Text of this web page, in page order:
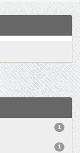
1
1